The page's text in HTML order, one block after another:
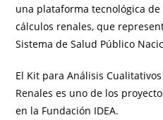
una plataforma tecnológica
cálculos renales, que
Sistema de Salud Público
El Kit para Análisis
Renales es uno de los
en la Fundación IDEA.